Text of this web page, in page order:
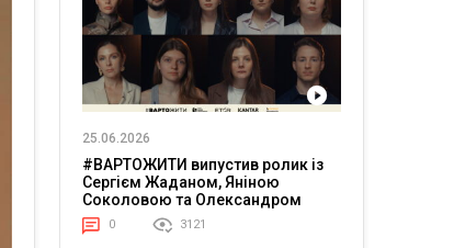
25.06.2026
#ВАРТОЖИТИ випустив ролик із
Сергієм Жаданом, Яніною
Соколовою та Олександром
Тереном про життя в постійній
напрузі
0 3121